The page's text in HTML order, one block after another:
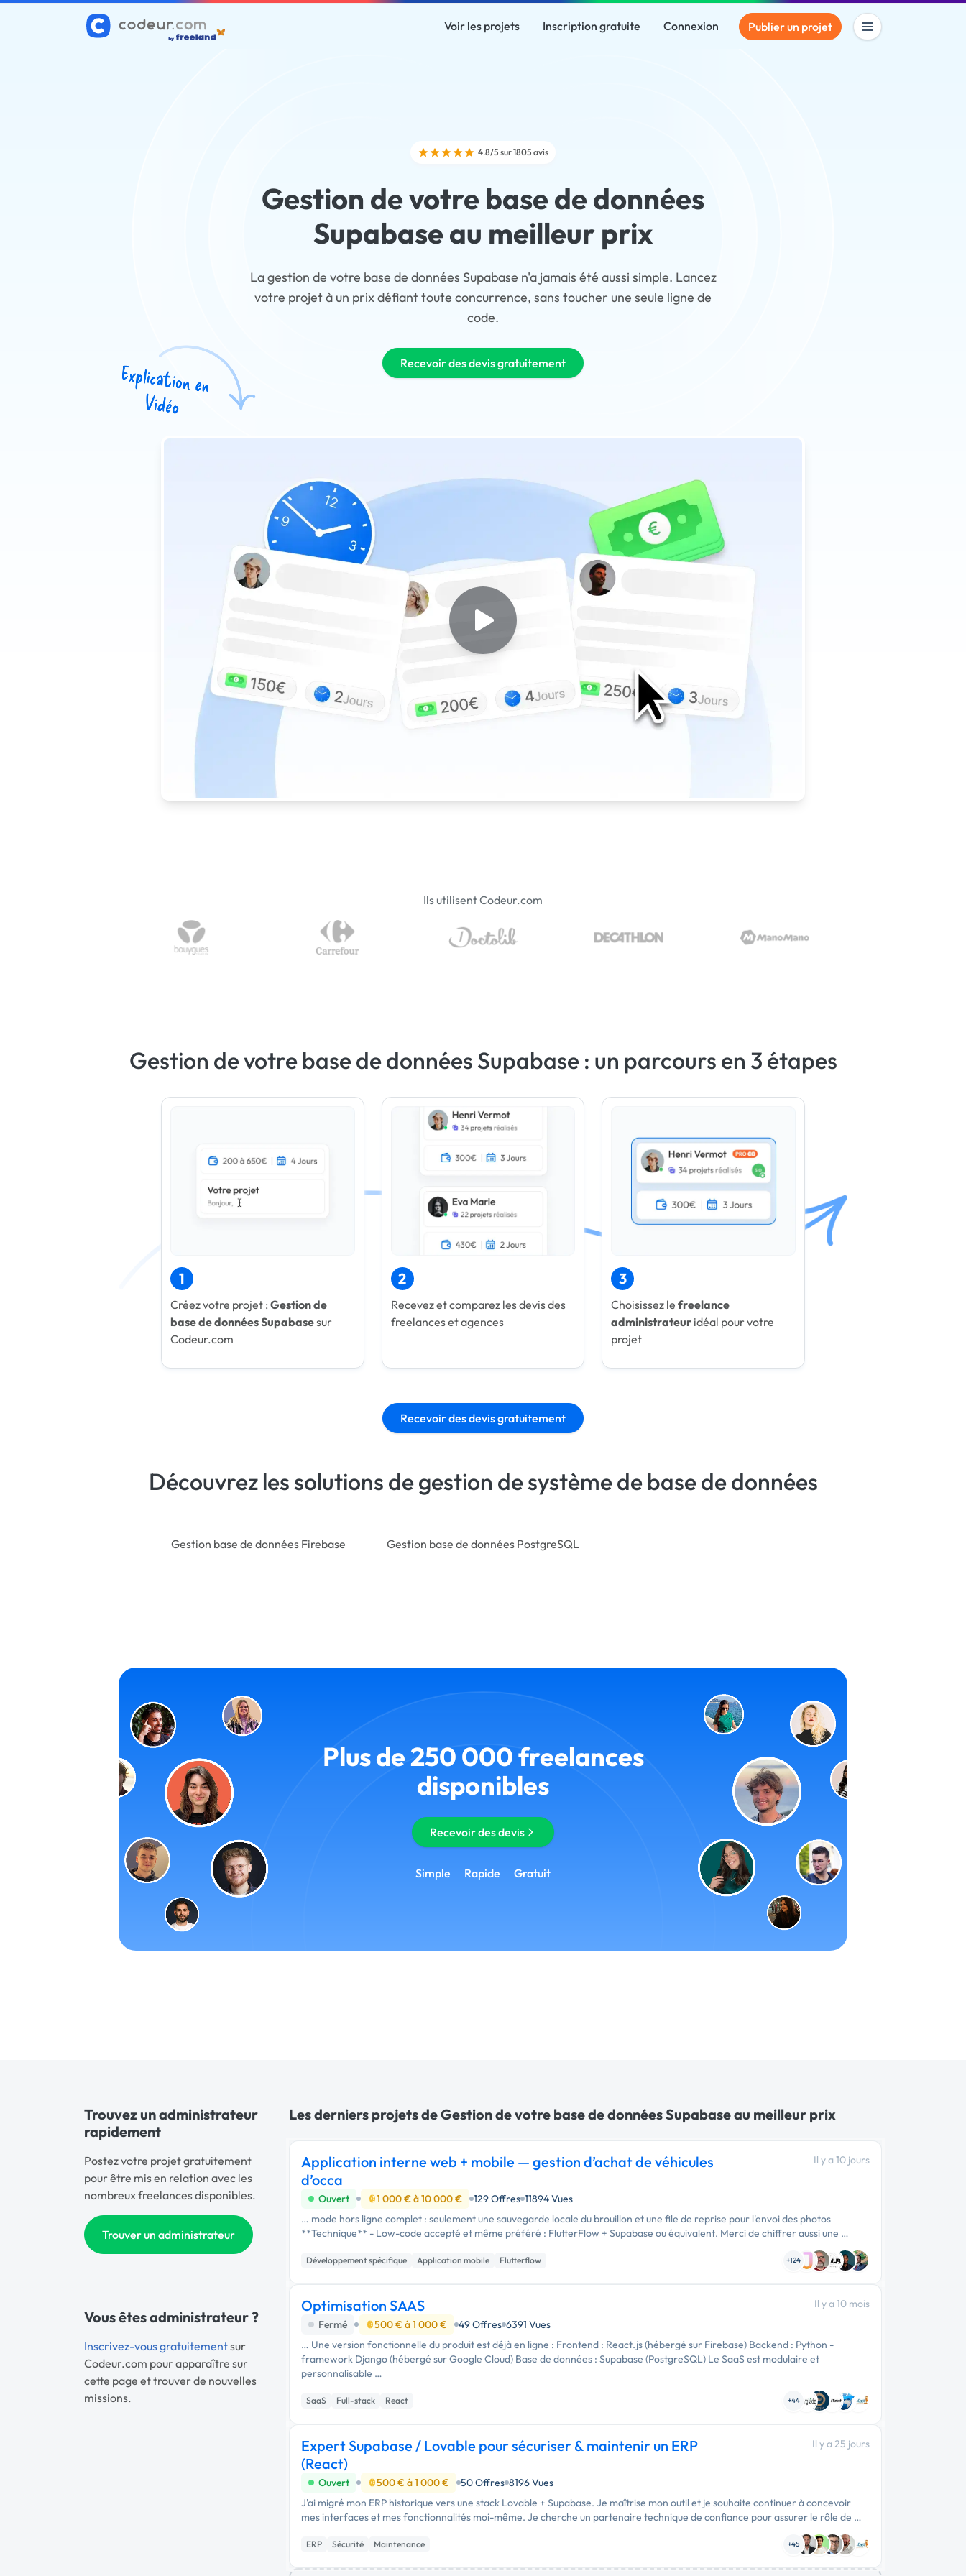
Voir les projets Inscription gratuite Connexion Publier un projet
4.8/5 sur 1805 avis
Gestion de votre base de données
Supabase au meilleur prix
La gestion de votre base de données Supabase n'a jamais été aussi simple. Lancez
votre projet à un prix défiant toute concurrence, sans toucher une seule ligne de
code.
Recevoir des devis gratuitement
Ils utilisent Codeur.com
Gestion de votre base de données Supabase : un parcours en 3 étapes
1
Créez votre projet : Gestion de
base de données Supabasesur
Codeur.com
2
Recevez et comparez les devis des
freelances et agences
3
Choisissez lefreelance
administrateur idéal pour votre
projet
Recevoir des devis gratuitement
Découvrez les solutions de gestion de système de base de données
Gestion base de données Firebase Gestion base de données PostgreSQL
Plus de 250 000 freelances
disponibles
Recevoir des devis
Simple Rapide Gratuit
Trouvez un administrateur
rapidement
Postez votre projet gratuitement
pour être mis en relation avec les
nombreux freelances disponibles.
Trouver un administrateur
Vous êtes administrateur ?
Inscrivez-vous gratuitementsur
Codeur.com pour apparaître sur
cette page et trouver de nouvelles
missions.
Les derniers projets de Gestion de votre base de données Supabase au meilleur prix
Application interne web + mobile — gestion d’achat de véhicules
d’occa
Il y a 10 jours
Ouvert 1 000 € à 10 000 € 129 Offres 11894 Vues
… mode hors ligne complet : seulement une sauvegarde locale du brouillon et une file de reprise pour l'envoi des photos
**Technique** - Low-code accepté et même préféré : FlutterFlow + Supabase ou équivalent. Merci de chiffrer aussi une …
Développement spécifique Application mobile Flutterflow +124
Optimisation SAAS
Il y a 10 mois
Fermé
500 € à 1 000 € 49 Offres 6391 Vues
… Une version fonctionnelle du produit est déjà en ligne : Frontend : React.js (hébergé sur Firebase) Backend : Python -
framework Django (hébergé sur Google Cloud) Base de données : Supabase (PostgreSQL) Le SaaS est modulaire et
personnalisable …
SaaS Full-stack React +44
Expert Supabase / Lovable pour sécuriser & maintenir un ERP
(React)
Il y a 25 jours
Ouvert 500 € à 1 000 € 50 Offres 8196 Vues
J'ai migré mon ERP historique vers une stack Lovable + Supabase. Je maîtrise mon outil et je souhaite continuer à concevoir
mes interfaces et mes fonctionnalités moi-même. Je cherche un partenaire technique de confiance pour assurer le rôle de …
ERP Sécurité Maintenance +45